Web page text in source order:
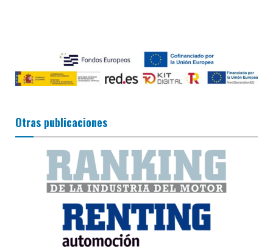
Otras publicaciones